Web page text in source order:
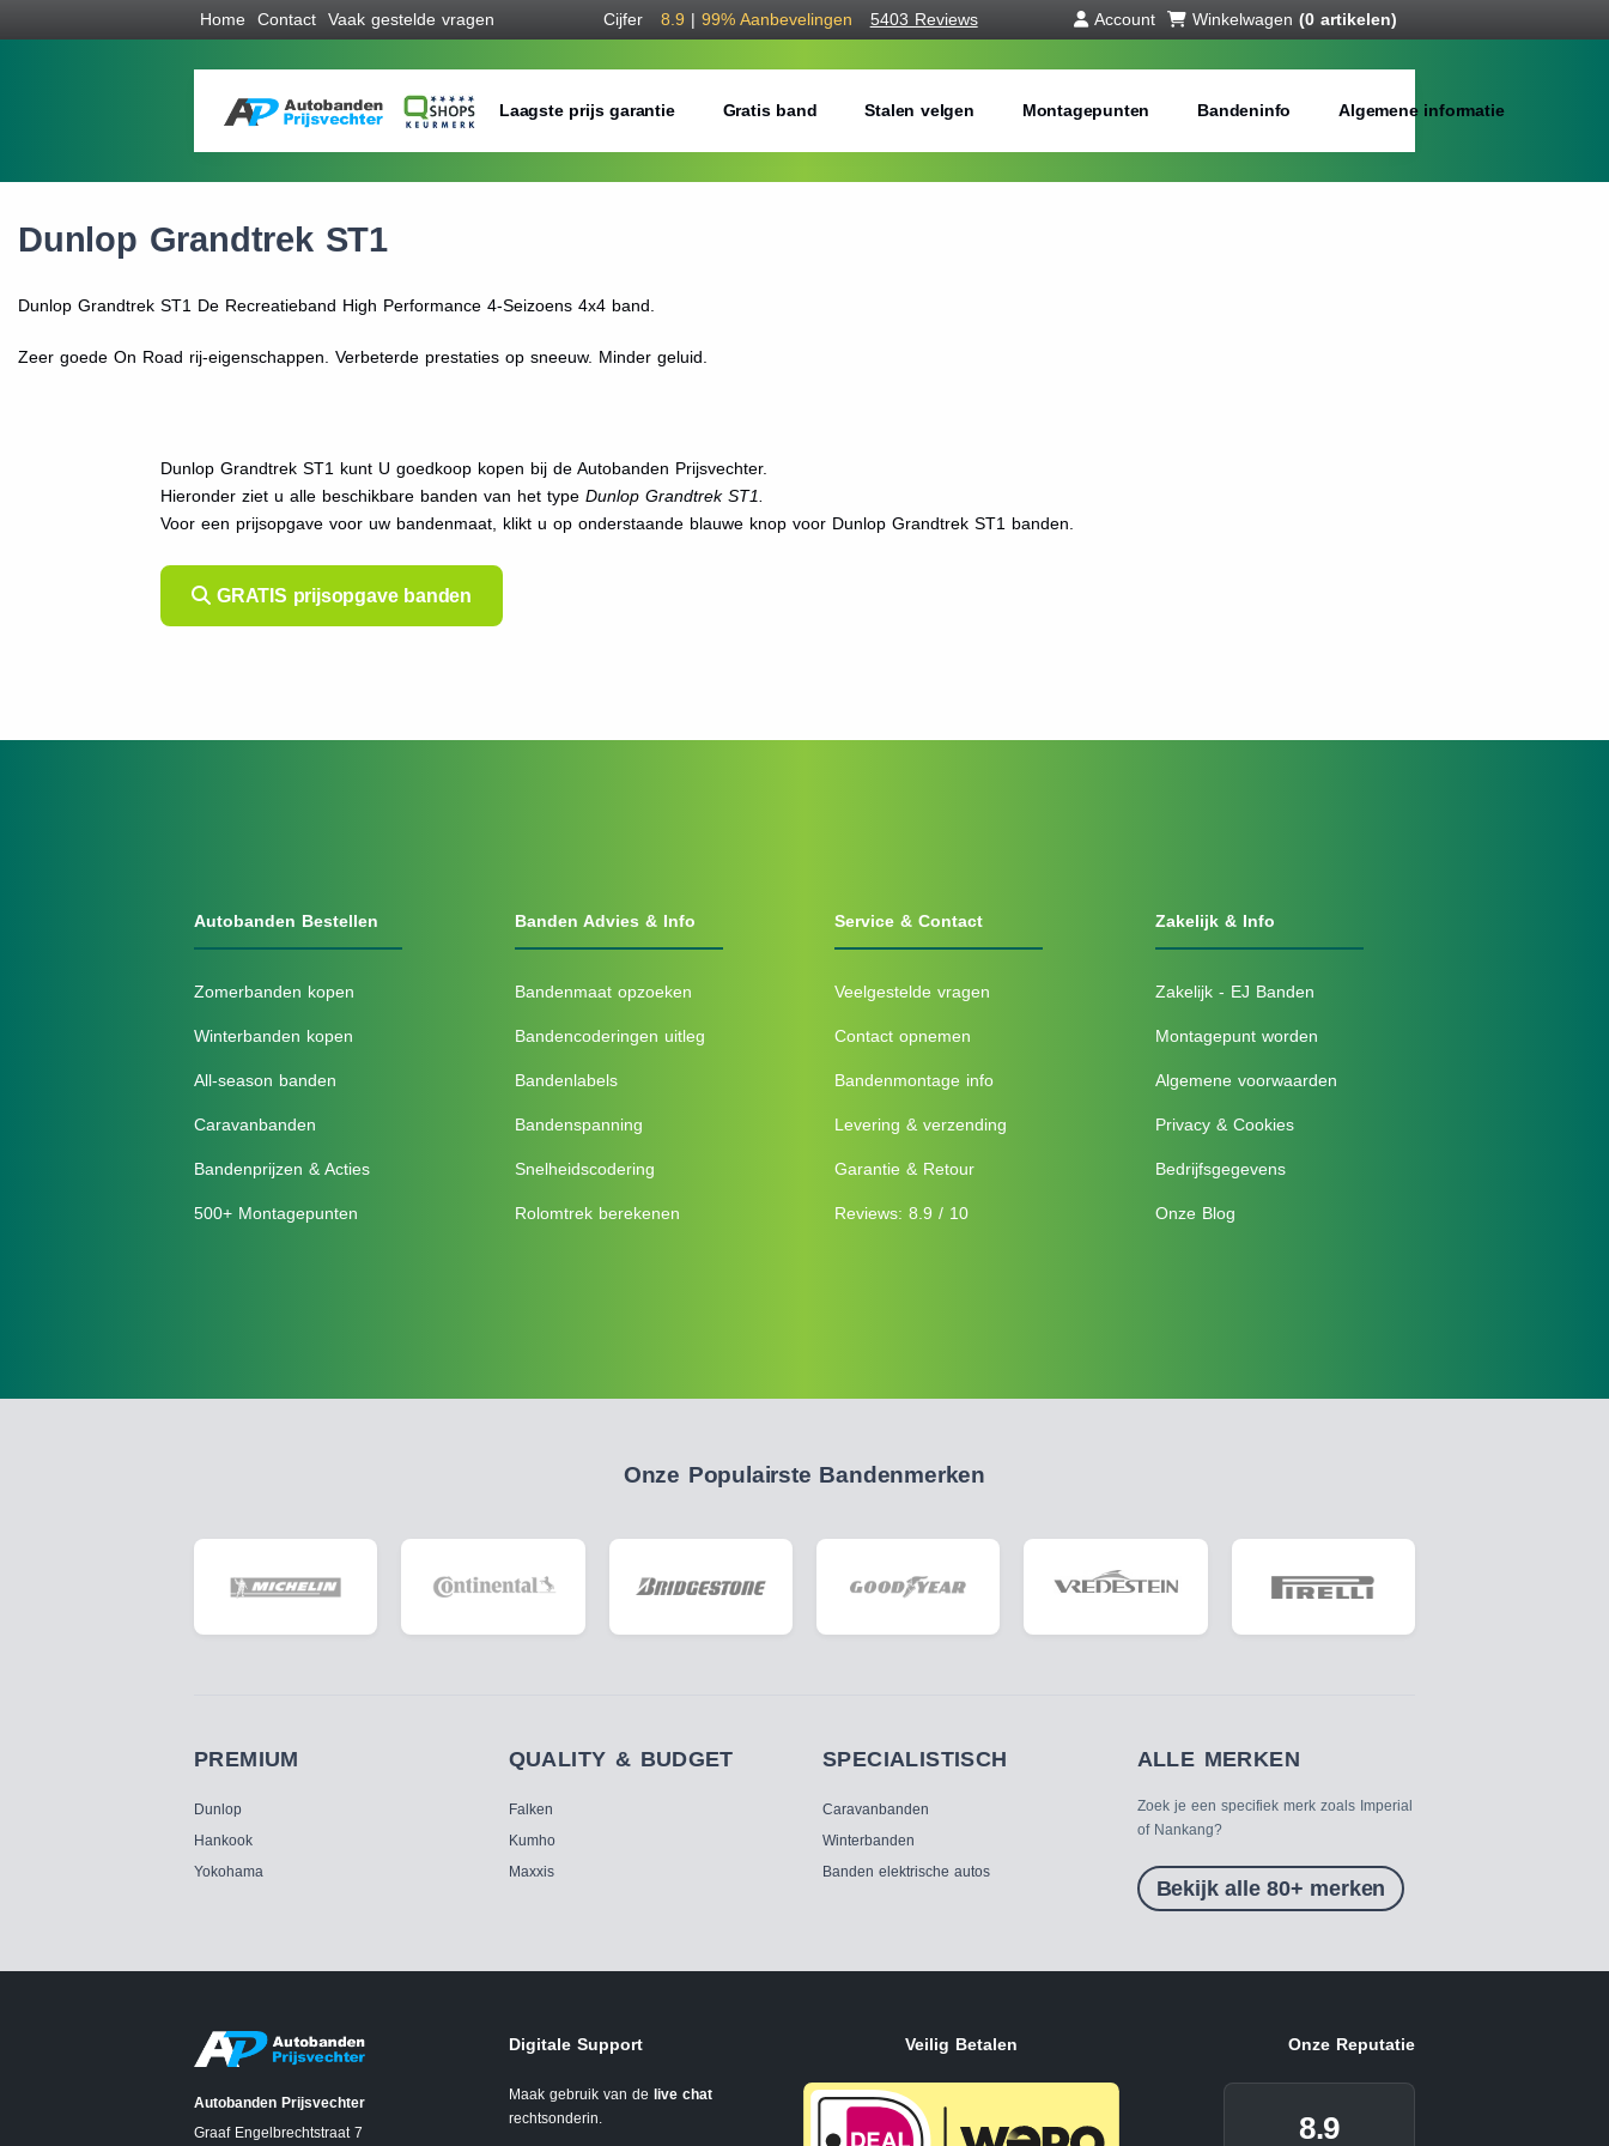
Home Contact Vaak gestelde vragen Cijfer 8.9 | 99% Aanbevelingen 5403 Reviews Account Winkelwagen (0 artikelen)
Laagste prijs garantie Gratis band Stalen velgen Montagepunten Bandeninfo Algemene informatie
Dunlop Grandtrek ST1
Dunlop Grandtrek ST1 De Recreatieband High Performance 4-Seizoens 4x4 band.
Zeer goede On Road rij-eigenschappen. Verbeterde prestaties op sneeuw. Minder geluid.
Dunlop Grandtrek ST1 kunt U goedkoop kopen bij de Autobanden Prijsvechter.
Hieronder ziet u alle beschikbare banden van het typeDunlop Grandtrek ST1.
Voor een prijsopgave voor uw bandenmaat, klikt u op onderstaande blauwe knop voor Dunlop Grandtrek ST1 banden.
GRATIS prijsopgave banden
Autobanden Bestellen
Zomerbanden kopen
Winterbanden kopen
All-season banden
Caravanbanden
Bandenprijzen & Acties
500+ Montagepunten
Banden Advies & Info
Bandenmaat opzoeken
Bandencoderingen uitleg
Bandenlabels
Bandenspanning
Snelheidscodering
Rolomtrek berekenen
Service & Contact
Veelgestelde vragen
Contact opnemen
Bandenmontage info
Levering & verzending
Garantie & Retour
Reviews: 8.9 / 10
Zakelijk & Info
Zakelijk - EJ Banden
Montagepunt worden
Algemene voorwaarden
Privacy & Cookies
Bedrijfsgegevens
Onze Blog
Onze Populairste Bandenmerken
PREMIUM
Dunlop
Hankook
Yokohama
QUALITY & BUDGET
Falken
Kumho
Maxxis
SPECIALISTISCH
Caravanbanden
Winterbanden
Banden elektrische autos
ALLE MERKEN
Zoek je een specifiek merk zoals Imperial
of Nankang?
Bekijk alle 80+ merken
Autobanden Prijsvechter
Graaf Engelbrechtstraat 7
Digitale Support
Maak gebruik van de live chat
rechtsonderin.
Veilig Betalen Onze Reputatie
8.9